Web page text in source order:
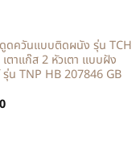
ดูดควันแบบติดผนัง รุ่น TCH
ตาแก๊ส 2 หัวเตา แบบฝัง
รุ่น TNP HB 207846 GB